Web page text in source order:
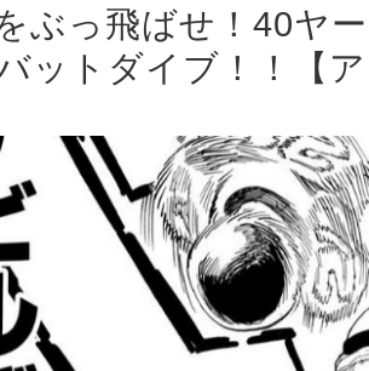
ぶっ飛ばせ！40ヤ
ットダイブ！！【